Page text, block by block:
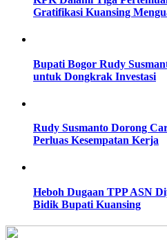
Gratifikasi Kuansing
Bupati Bogor Rudy
untuk Dongkrak Investasi
Rudy Susmanto Dorong
Perluas Kesempatan Kerja
Heboh Dugaan TPP ASN
Bidik Bupati Kuansing